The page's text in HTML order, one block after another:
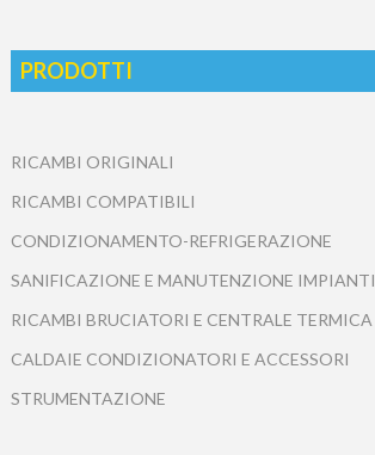
PRODOTTI
RICAMBI ORIGINALI
RICAMBI COMPATIBILI
CONDIZIONAMENTO-REFRIGERAZIONE
SANIFICAZIONE E MANUTENZIONE IMPIANTI
RICAMBI BRUCIATORI E CENTRALE TERMICA
CALDAIE CONDIZIONATORI E ACCESSORI
STRUMENTAZIONE